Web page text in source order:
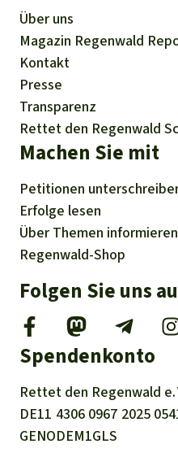
Über uns
Magazin Regenwald
Kontakt
Presse
Transparenz
Rettet den Regenwald
Machen Sie mit
Petitionen
Erfolge lesen
Über Themen informieren
Regenwald-Shop
Folgen Sie uns
Spendenkonto
Rettet den Regenwald e.
DE11 4306 0967 2025
GENODEM1GLS